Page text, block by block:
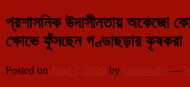
প্রশাসনিক উদাসীনতায় অকেজো
ক্ষোভে ফুঁসছেন গণ্ডাছড়ার কৃষকরা
Posted on June 2, 2026 by santanu99 —